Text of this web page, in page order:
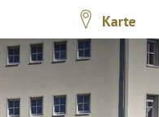
Karte